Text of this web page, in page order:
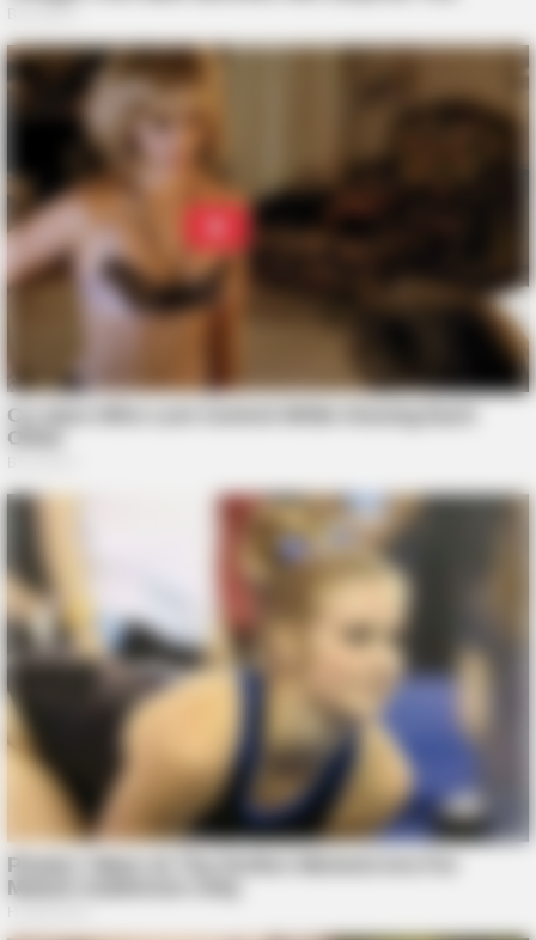
NERVE FLOW
BUZZ DAY
Photos From The 70s That Defined A Beauty Standard